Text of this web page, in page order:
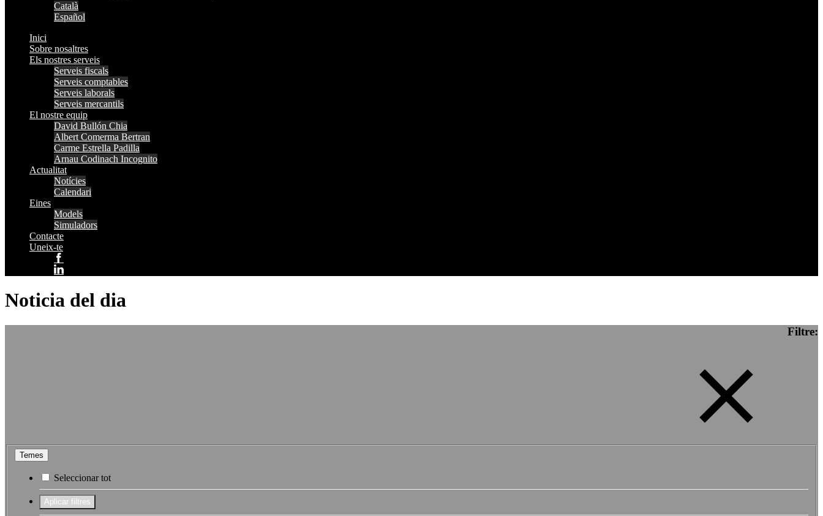
Català
Español
Inici
Sobre nosaltres
Els nostres serveis
Serveis fiscals
Serveis comptables
Serveis laborals
Serveis mercantils
El nostre equip
David Bullón Chia
Albert Comerma Bertran
Carme Estrella Padilla
Arnau Codinach Incognito
Actualitat
Notícies
Calendari
Eines
Models
Simuladors
Contacte
Uneix-te
Noticia del dia
Filtre:
Temes
Seleccionar tot